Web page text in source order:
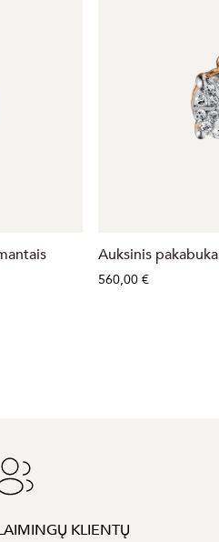
Auksinis
560,00 €
KLIENTŲ